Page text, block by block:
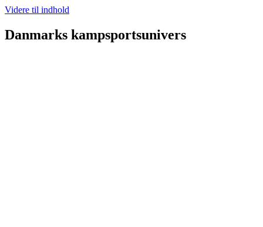
Videre til indhold
Danmarks kampsportsunivers